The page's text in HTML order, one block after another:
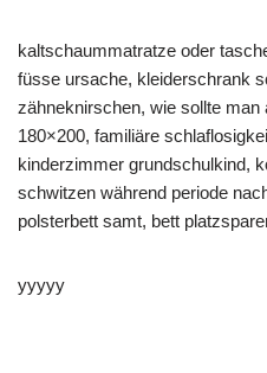
kaltschaummatratze oder
füsse ursache, kleiderschrank
zähneknirschen, wie sollte
180×200, familiäre
kinderzimmer grundschulkind,
schwitzen während periode
polsterbett samt, bett
yyyyy